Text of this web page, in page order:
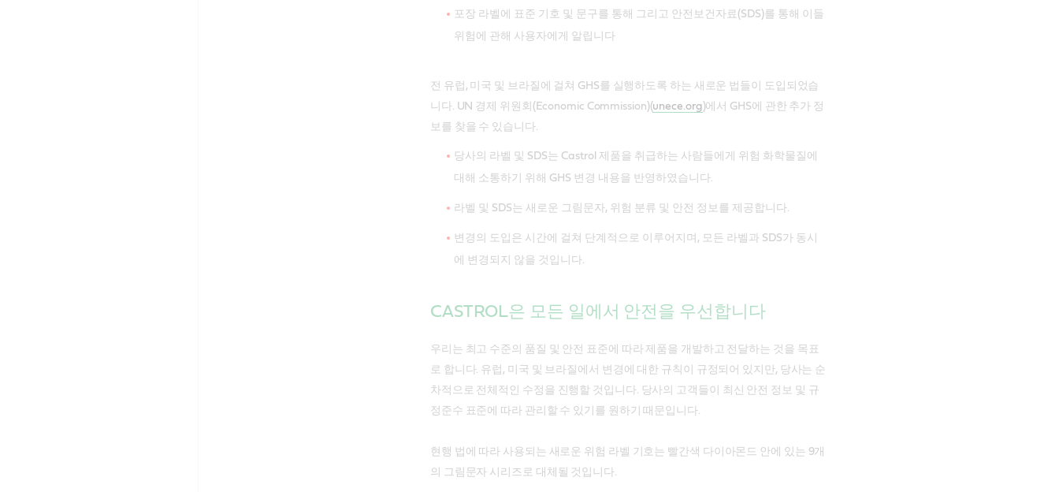
포장 라벨에 표준 기호 및 문구를 통해 그리고 안전보건자료(SDS)를 통해 이들
위험에 관해 사용자에게 알립니다
전 유럽, 미국 및 브라질에 걸쳐 GHS를 실행하도록 하는 새로운 법들이 도입되었습
니다. UN 경제 위원회(Economic Commission)(unece.org)에서 GHS에 관한 추가 정
보를 찾을 수 있습니다.
당사의 라벨 및 SDS는 Castrol 제품을 취급하는 사람들에게 위험 화학물질에
대해 소통하기 위해 GHS 변경 내용을 반영하였습니다.
라벨 및 SDS는 새로운 그림문자, 위험 분류 및 안전 정보를 제공합니다.
변경의 도입은 시간에 걸쳐 단계적으로 이루어지며, 모든 라벨과 SDS가 동시
에 변경되지 않을 것입니다.
CASTROL은 모든 일에서 안전을 우선합니다
우리는 최고 수준의 품질 및 안전 표준에 따라 제품을 개발하고 전달하는 것을 목표
로 합니다. 유럽, 미국 및 브라질에서 변경에 대한 규칙이 규정되어 있지만, 당사는 순
차적으로 전체적인 수정을 진행할 것입니다. 당사의 고객들이 최신 안전 정보 및 규
정준수 표준에 따라 관리할 수 있기를 원하기 때문입니다.
현행 법에 따라 사용되는 새로운 위험 라벨 기호는 빨간색 다이아몬드 안에 있는 9개
의 그림문자 시리즈로 대체될 것입니다.